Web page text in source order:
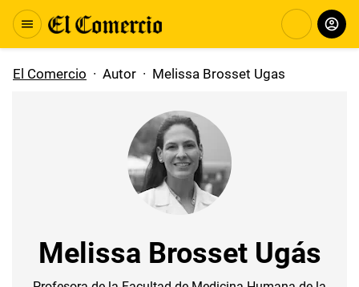
El Comercio · Autor · Melissa Brosset Ugas
Melissa Brosset Ugás